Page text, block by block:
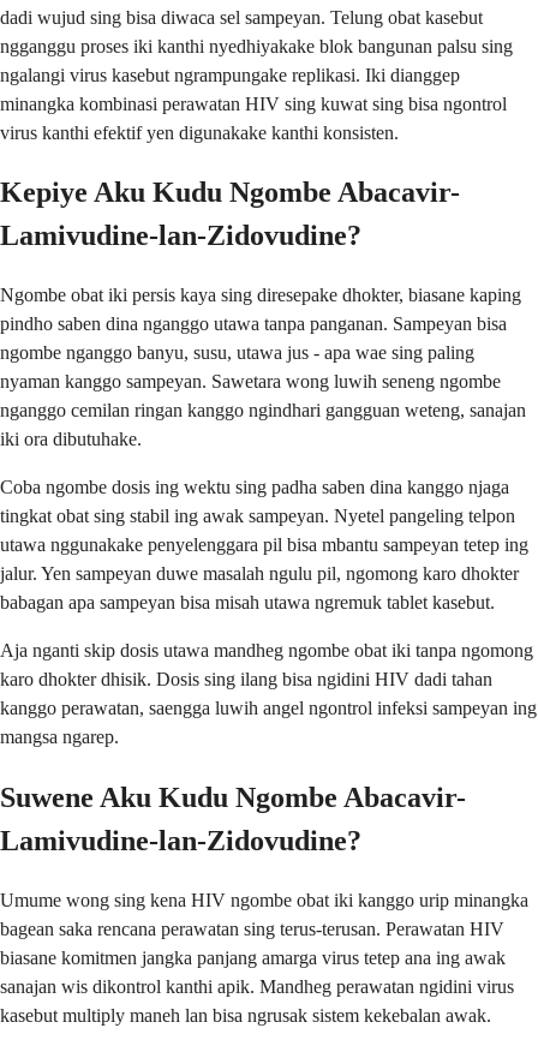
dadi wujud sing bisa diwaca sel sampeyan. Telung obat kasebut
ngganggu proses iki kanthi nyedhiyakake blok bangunan palsu sing
ngalangi virus kasebut ngrampungake replikasi. Iki dianggep
minangka kombinasi perawatan HIV sing kuwat sing bisa ngontrol
virus kanthi efektif yen digunakake kanthi konsisten.
Kepiye Aku Kudu Ngombe Abacavir-
Lamivudine-lan-Zidovudine?
Ngombe obat iki persis kaya sing diresepake dhokter, biasane kaping
pindho saben dina nganggo utawa tanpa panganan. Sampeyan bisa
ngombe nganggo banyu, susu, utawa jus - apa wae sing paling
nyaman kanggo sampeyan. Sawetara wong luwih seneng ngombe
nganggo cemilan ringan kanggo ngindhari gangguan weteng, sanajan
iki ora dibutuhake.
Coba ngombe dosis ing wektu sing padha saben dina kanggo njaga
tingkat obat sing stabil ing awak sampeyan. Nyetel pangeling telpon
utawa nggunakake penyelenggara pil bisa mbantu sampeyan tetep ing
jalur. Yen sampeyan duwe masalah ngulu pil, ngomong karo dhokter
babagan apa sampeyan bisa misah utawa ngremuk tablet kasebut.
Aja nganti skip dosis utawa mandheg ngombe obat iki tanpa ngomong
karo dhokter dhisik. Dosis sing ilang bisa ngidini HIV dadi tahan
kanggo perawatan, saengga luwih angel ngontrol infeksi sampeyan ing
mangsa ngarep.
Suwene Aku Kudu Ngombe Abacavir-
Lamivudine-lan-Zidovudine?
Umume wong sing kena HIV ngombe obat iki kanggo urip minangka
bagean saka rencana perawatan sing terus-terusan. Perawatan HIV
biasane komitmen jangka panjang amarga virus tetep ana ing awak
sanajan wis dikontrol kanthi apik. Mandheg perawatan ngidini virus
kasebut multiply maneh lan bisa ngrusak sistem kekebalan awak.